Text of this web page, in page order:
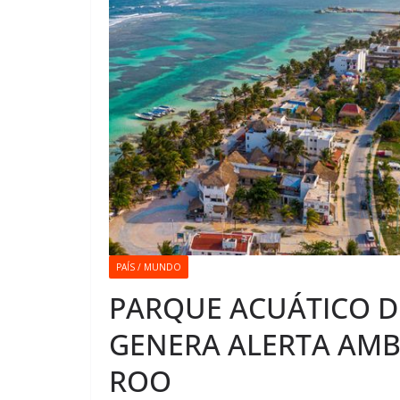
PAÍS / MUNDO
PARQUE ACUÁTICO
GENERA ALERTA
ROO